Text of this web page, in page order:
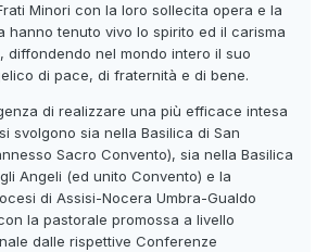
Minori con la loro sollecita opera e la
hanno tenuto vivo lo spirito ed il carisma
diffondendo nel mondo intero il suo
di pace, di fraternità e di bene.
di realizzare una più efficace intesa
svolgono sia nella Basilica di San
Sacro Convento), sia nella Basilica
Angeli (ed unito Convento) e la
di Assisi-Nocera Umbra-Gualdo
la pastorale promossa a livello
dalle rispettive Conferenze